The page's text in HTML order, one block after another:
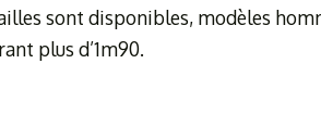
sont disponibles, modèles
plus d’1m90.